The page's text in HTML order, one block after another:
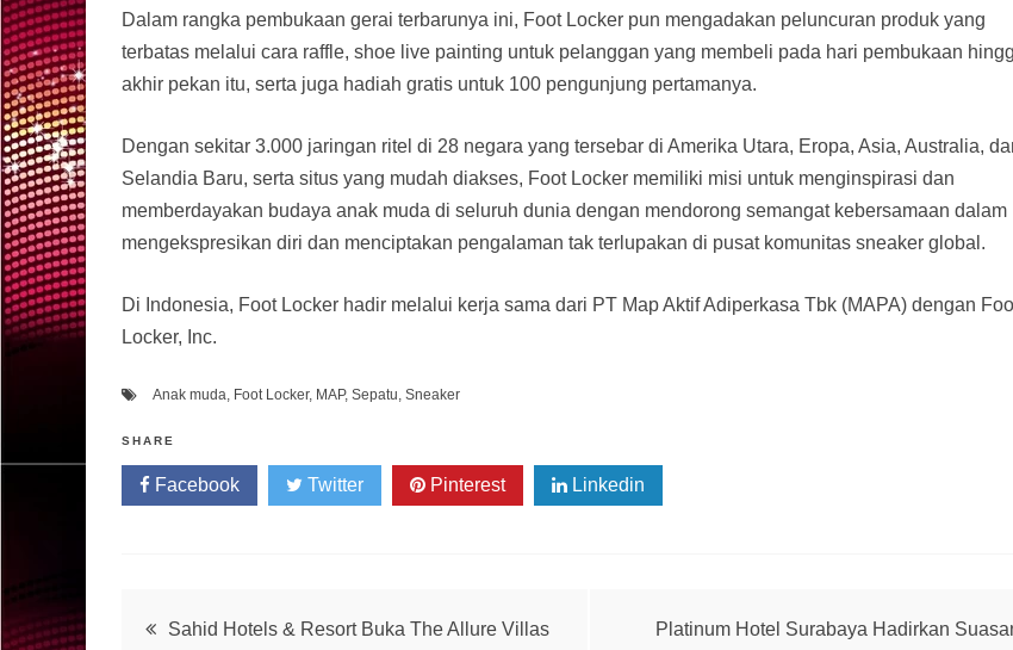
Dalam rangka pembukaan gerai terbarunya ini, Foot Locker pun mengadakan peluncuran produk yang
terbatas melalui cara raffle, shoe live painting untuk pelanggan yang membeli pada hari pembukaan
akhir pekan itu, serta juga hadiah gratis untuk 100 pengunjung pertamanya.
Dengan sekitar 3.000 jaringan ritel di 28 negara yang tersebar di Amerika Utara, Eropa, Asia, Australia,
Selandia Baru, serta situs yang mudah diakses, Foot Locker memiliki misi untuk menginspirasi dan
memberdayakan budaya anak muda di seluruh dunia dengan mendorong semangat kebersamaan dalam
mengekspresikan diri dan menciptakan pengalaman tak terlupakan di pusat komunitas sneaker global.
Di Indonesia, Foot Locker hadir melalui kerja sama dari PT Map Aktif Adiperkasa Tbk (MAPA) dengan
Locker, Inc.
Anak muda, Foot Locker, MAP, Sepatu, Sneaker
SHARE
Facebook Twitter Pinterest Linkedin
PostSahid Hotels & Resort Buka The Allure Villas
Platinum Hotel Surabaya Hadirkan